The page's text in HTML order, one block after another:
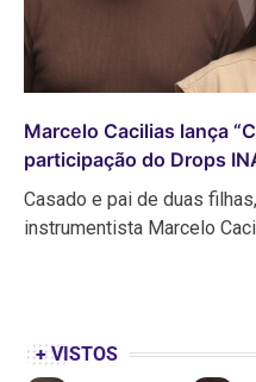
Marcelo Cacilias lança
participação do Drops
Casado e pai de duas
instrumentista Marcelo
+ VISTOS